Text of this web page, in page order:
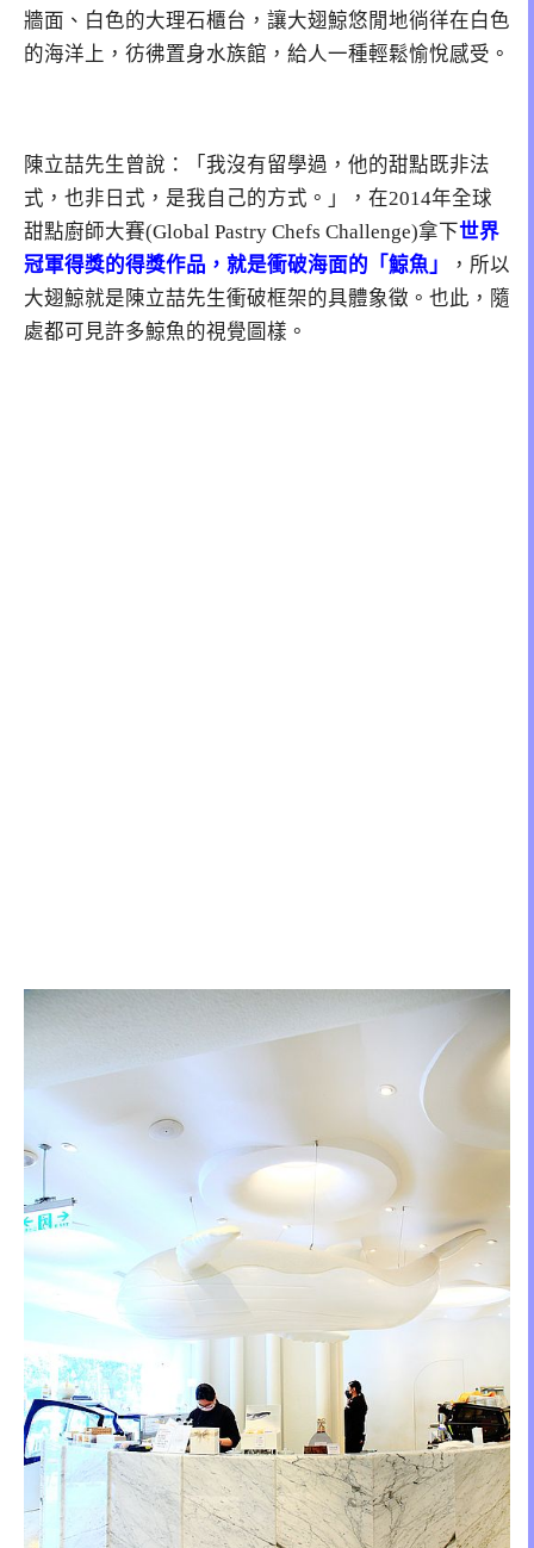
牆面、白色的大理石櫃台，讓大翅鯨悠閒地徜徉在白色
的海洋上，彷彿置身水族館，給人一種輕鬆愉悅感受。
陳立喆先生曾說：「我沒有留學過，他的甜點既非法
式，也非日式，是我自己的方式。」，在2014年全球
甜點廚師大賽(Global Pastry Chefs Challenge)拿下世界
冠軍得獎的得獎作品，就是衝破海面的「鯨魚」
，所以
大翅鯨就是陳立喆先生衝破框架的具體象徵。也此，隨
處都可見許多鯨魚的視覺圖樣。